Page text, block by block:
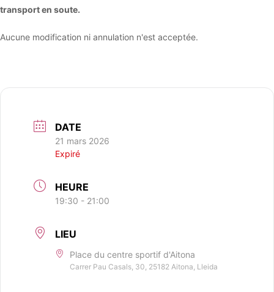
transport en soute.
Aucune modification ni annulation n'est acceptée.
DATE
21 mars 2026
Expiré
HEURE
19:30 - 21:00
LIEU
Place du centre sportif d'Aitona
Carrer Pau Casals, 30, 25182 Aitona, Lleida